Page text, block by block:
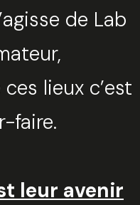
de Lab
lieux c’est
faire.
leur avenir